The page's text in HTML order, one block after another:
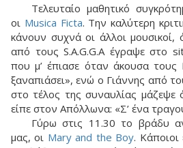
Τελευταίο μαθητικό
οι Musica Ficta. Την καλύτερη
κάνουν συχνά οι άλλοι μουσικοί,
από τους S.A.G.G.A έγραψε στο
που μ’ έπιασε όταν άκουσα τους
ξαναπιάσει», ενώ ο Γιάννης από
στο τέλος της συναυλίας μάζεψε
είπε στον Απόλλωνα: «Σ’ ένα
Γύρω στις 11.30 το βράδυ
μας, οι Mary and the Boy. Κάποιοι